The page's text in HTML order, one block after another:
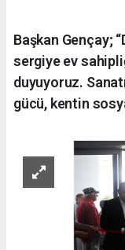
Başkan Gençay;
sergiye ev
duyuyoruz.
gücü, kentin